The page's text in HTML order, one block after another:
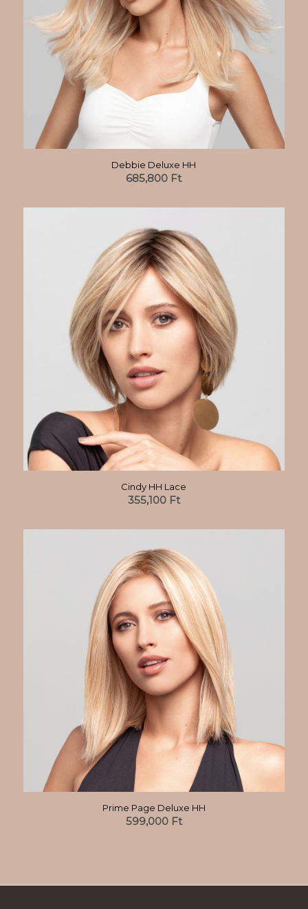
Debbie Deluxe HH
685,800 Ft
Cindy HH Lace
355,100 Ft
Prime Page Deluxe HH
599,000 Ft